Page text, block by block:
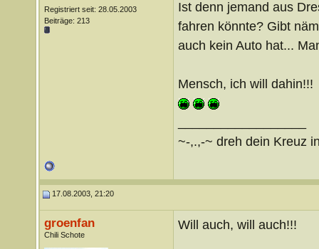
Registriert seit: 28.05.2003
Beiträge: 213
Ist denn jemand aus
fahren könnte? Gibt
auch kein Auto hat...
Mensch, ich will dahin!!!
~-,.,-~ dreh dein Kreuz
17.08.2003, 21:20
groenfan
Chili Schote
Will auch, will auch!!!